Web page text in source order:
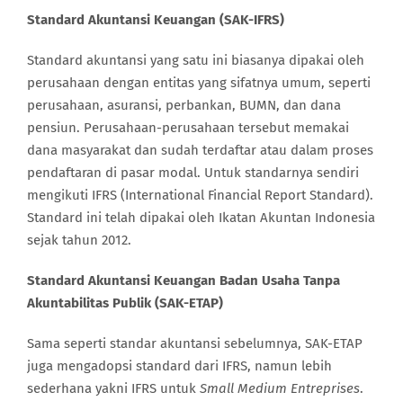
Standard Akuntansi Keuangan (SAK-IFRS)
Standard akuntansi yang satu ini biasanya dipakai oleh
perusahaan dengan entitas yang sifatnya umum, seperti
perusahaan, asuransi, perbankan, BUMN, dan dana
pensiun. Perusahaan-perusahaan tersebut memakai
dana masyarakat dan sudah terdaftar atau dalam proses
pendaftaran di pasar modal. Untuk standarnya sendiri
mengikuti IFRS (International Financial Report Standard).
Standard ini telah dipakai oleh Ikatan Akuntan Indonesia
sejak tahun 2012.
Standard Akuntansi Keuangan Badan Usaha Tanpa
Akuntabilitas Publik (SAK-ETAP)
Sama seperti standar akuntansi sebelumnya, SAK-ETAP
juga mengadopsi standard dari IFRS, namun lebih
sederhana yakni IFRS untuk Small Medium Entreprises.